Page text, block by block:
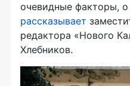
очевидные факторы,
рассказывает
редактора «Нового
Хлебников.